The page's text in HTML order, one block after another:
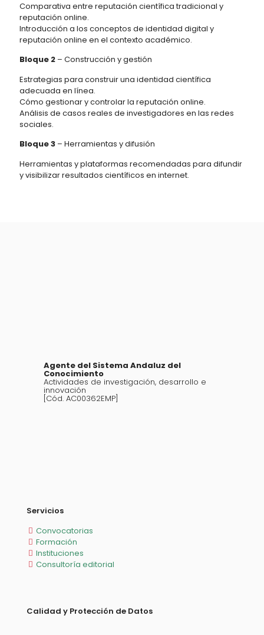
Comparativa entre reputación científica tradicional y
reputación online.
Introducción a los conceptos de identidad digital y
reputación online en el contexto académico.
Bloque 2 – Construcción y gestión
Estrategias para construir una identidad científica
adecuada en línea.
Cómo gestionar y controlar la reputación online.
Análisis de casos reales de investigadores en las redes
sociales.
Bloque 3 – Herramientas y difusión
Herramientas y plataformas recomendadas para difundir
y visibilizar resultados científicos en internet.
Agente del Sistema Andaluz del
Conocimiento
Actividades de investigación, desarrollo e
innovación
[Cód. AC00362EMP]
Servicios
Convocatorias
Formación
Instituciones
Consultoría editorial
Calidad y Protección de Datos